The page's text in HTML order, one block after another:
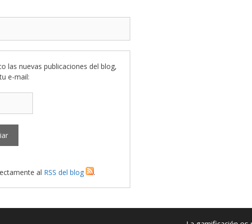
las nuevas publicaciones del blog,
e-mail:
al RSS del blog .